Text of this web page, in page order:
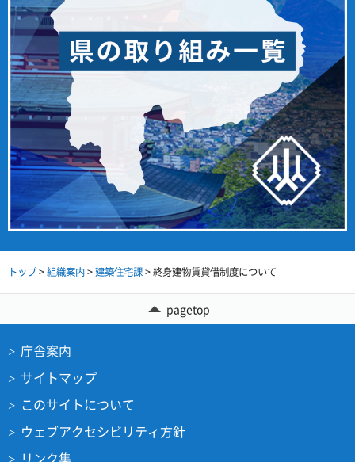
トップ>組織案内>建築住宅課> 終身建物賃貸借制度について
pagetop
庁舎案内
サイトマップ
このサイトについて
ウェブアクセシビリティ方針
リンク集